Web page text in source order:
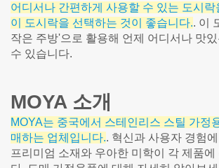
어디서나 간편하게 사용할 수 있는 도시락
이 도시락을 선택하는 것이 좋습니다.. 이
작은 주방'으로 활용해 언제 어디서나 맛
수 있습니다.
MOYA 소개
MOYA는 중국에서 스테인리스 스틸 가정
매하는 업체입니다.. 혁신과 사용자 경험
프리미엄 소재와 우아한 미학이 각 제품에